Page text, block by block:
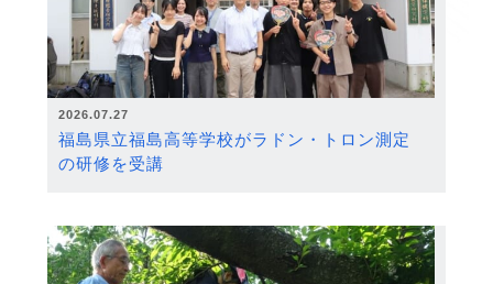
2026.07.27
福島県立福島高等学校がラドン・トロン測定
の研修を受講